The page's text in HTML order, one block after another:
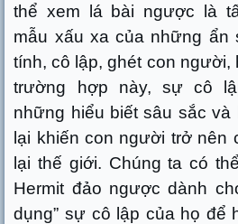
thể xem lá bài ngược là
mẫu xấu xa của những ẩn
tính, cô lập, ghét con người,
trường hợp này, sự cô
những hiểu biết sâu sắc
lại khiến con người trở nên
lại thế giới. Chúng ta có
Hermit đảo ngược dành
dụng” sự cô lập của họ để